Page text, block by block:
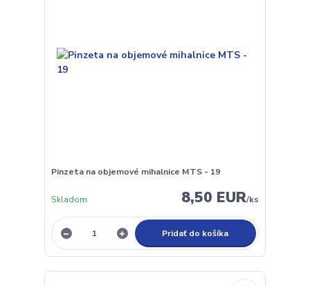
Pinzeta na objemové mihalnice MTS - 19
8,50 EUR/ks
Skladom
Pridať do košíka